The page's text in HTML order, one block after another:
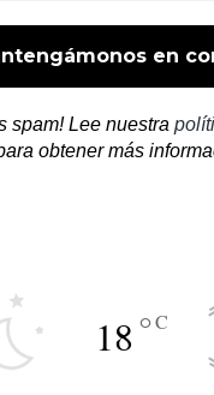
spam! Lee nuestra
obtener más
18°C